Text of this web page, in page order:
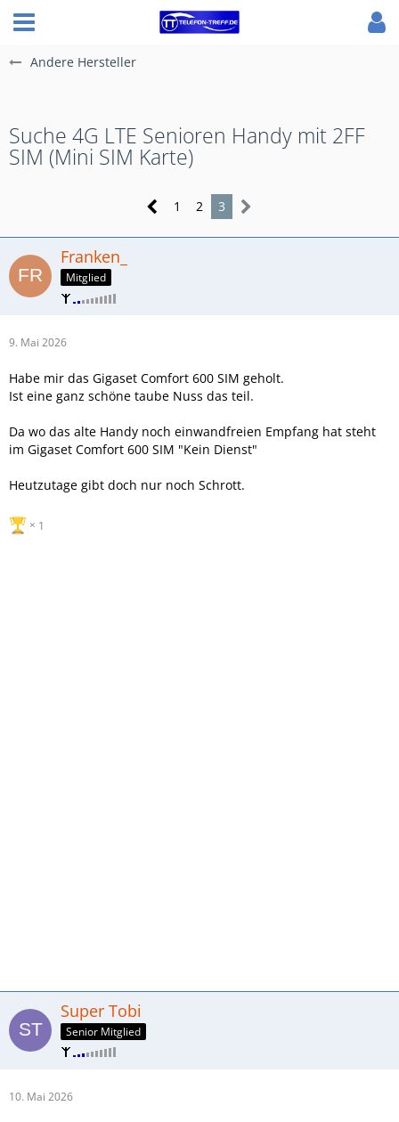
Andere Hersteller
Suche 4G LTE Senioren Handy mit 2FF
SIM (Mini SIM Karte)
1 2 3
Franken_
Mitglied
9. Mai 2026
Habe mir das Gigaset Comfort 600 SIM geholt.
Ist eine ganz schöne taube Nuss das teil.
Da wo das alte Handy noch einwandfreien Empfang hat steht
im Gigaset Comfort 600 SIM "Kein Dienst"
Heutzutage gibt doch nur noch Schrott.
1
Super Tobi
Senior Mitglied
10. Mai 2026